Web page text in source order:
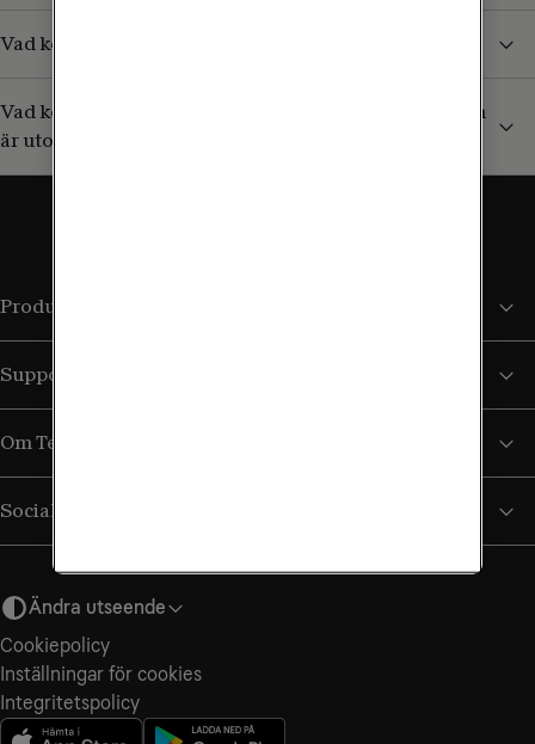
Vad kostar det att ta emot sms/mms från Sverige?
Vad kostar det att ringa till en svensk mobil (+46) som
är utomlands?
Produkter och tjänster
Support
Om Tele2
Sociala medier
Ändra utseende
Cookiepolicy
Inställningar för cookies
Integritetspolicy